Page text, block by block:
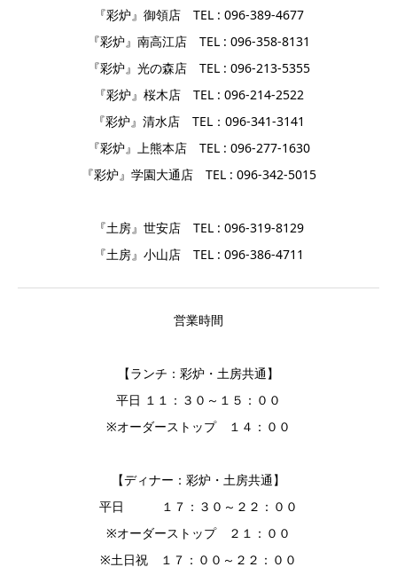
『彩炉』御領店 TEL : 096-389-4677
『彩炉』南高江店 TEL : 096-358-8131
『彩炉』光の森店 TEL : 096-213-5355
『彩炉』桜木店 TEL : 096-214-2522
『彩炉』清水店 TEL：096-341-3141
『彩炉』上熊本店 TEL : 096-277-1630
『彩炉』学園大通店 TEL : 096-342-5015
『土房』世安店 TEL : 096-319-8129
『土房』小山店 TEL : 096-386-4711
営業時間
【ランチ：彩炉・土房共通】
平日 １１：３０～１５：００
※オーダーストップ １４：００
【ディナー：彩炉・土房共通】
平日 １７：３０～２２：００
※オーダーストップ ２１：００
※土日祝 １７：００～２２：００